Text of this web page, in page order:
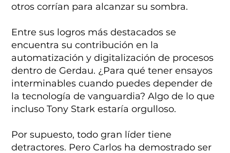
otros corrían para alcanzar su sombra.
Entre sus logros más destacados se
encuentra su contribución en la
automatización y digitalización de procesos
dentro de Gerdau. ¿Para qué tener ensayos
interminables cuando puedes depender de
la tecnología de vanguardia? Algo de lo que
incluso Tony Stark estaría orgulloso.
Por supuesto, todo gran líder tiene
detractores. Pero Carlos ha demostrado ser